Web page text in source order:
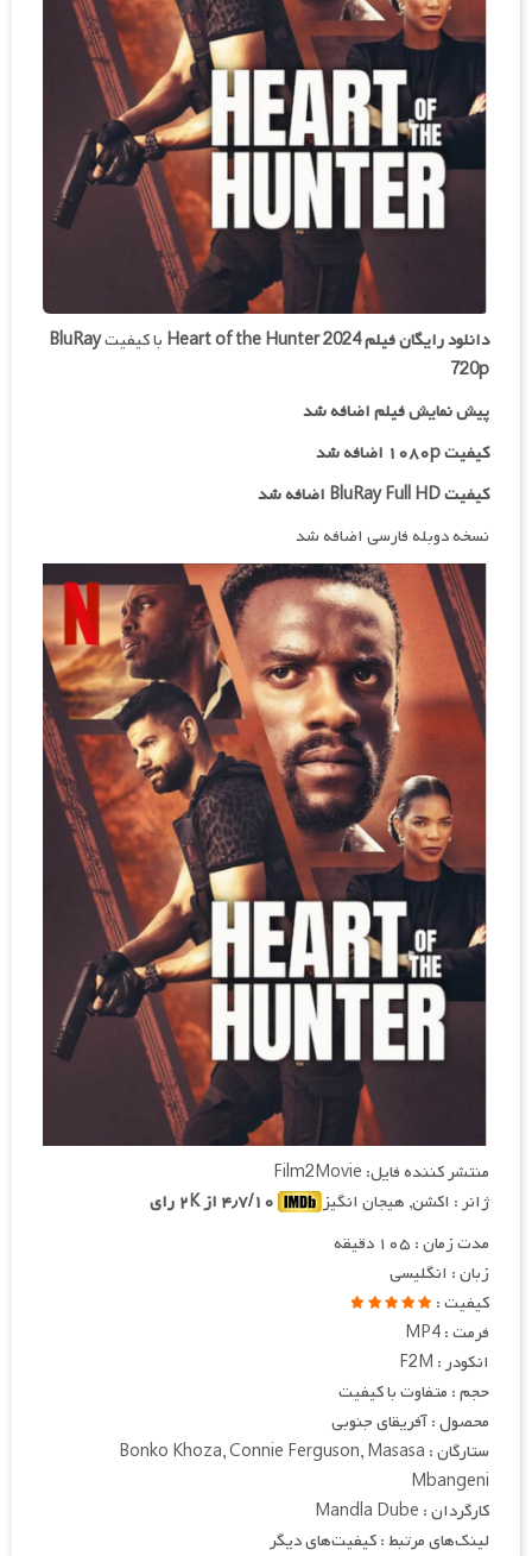
دانلود رایگان فیلمHeart of the Hunter 2024 با کیفیتBluRay
720p
پیش نمایش فیلم اضافه شد
کیفیت ۱۰۸۰p اضافه شد
کیفیت BluRay Full HD اضافه شد
نسخه دوبله فارسی اضافه شد
منتشر کننده فایل: Film2Movie
ژانر : اکشن, هیجان انگیز
مدت زمان : ۱۰۵ دقیقه
زبان : انگلیسی
کیفیت :
فرمت : MP4
انکودر : F2M
حجم : متفاوت با کیفیت
محصول : آفریقای جنوبی
ستارگان : Bonko Khoza, Connie Ferguson, Masasa
Mbangeni
کارگردان : Mandla Dube
لینک‌های مرتبط : کیفیت‌های دیگر